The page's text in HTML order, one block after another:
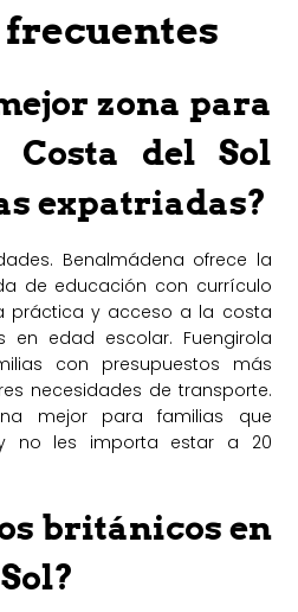
zona para
del Sol
expatriadas?
Benalmádena ofrece la
de educación con currículo
práctica y acceso a la costa
en edad escolar. Fuengirola
con presupuestos más
necesidades de transporte.
mejor para familias que
no les importa estar a 20
británicos en